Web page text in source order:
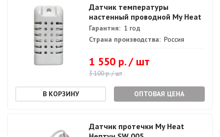
Датчик температуры
настенный проводной My Heat
Гарантия: 1 год
Страна производства: Россия
1 550 р. / шт
3 100 р. / шт
ОПТОВАЯ ЦЕНА
Датчик протечки My Heat